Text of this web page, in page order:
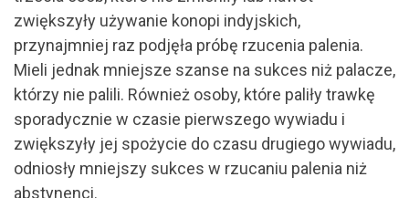
zwiększyły używanie konopi indyjskich,
przynajmniej raz podjęła próbę rzucenia palenia.
Mieli jednak mniejsze szanse na sukces niż palacze,
którzy nie palili. Również osoby, które paliły trawkę
sporadycznie w czasie pierwszego wywiadu i
zwiększyły jej spożycie do czasu drugiego wywiadu,
odniosły mniejszy sukces w rzucaniu palenia niż
abstynenci.